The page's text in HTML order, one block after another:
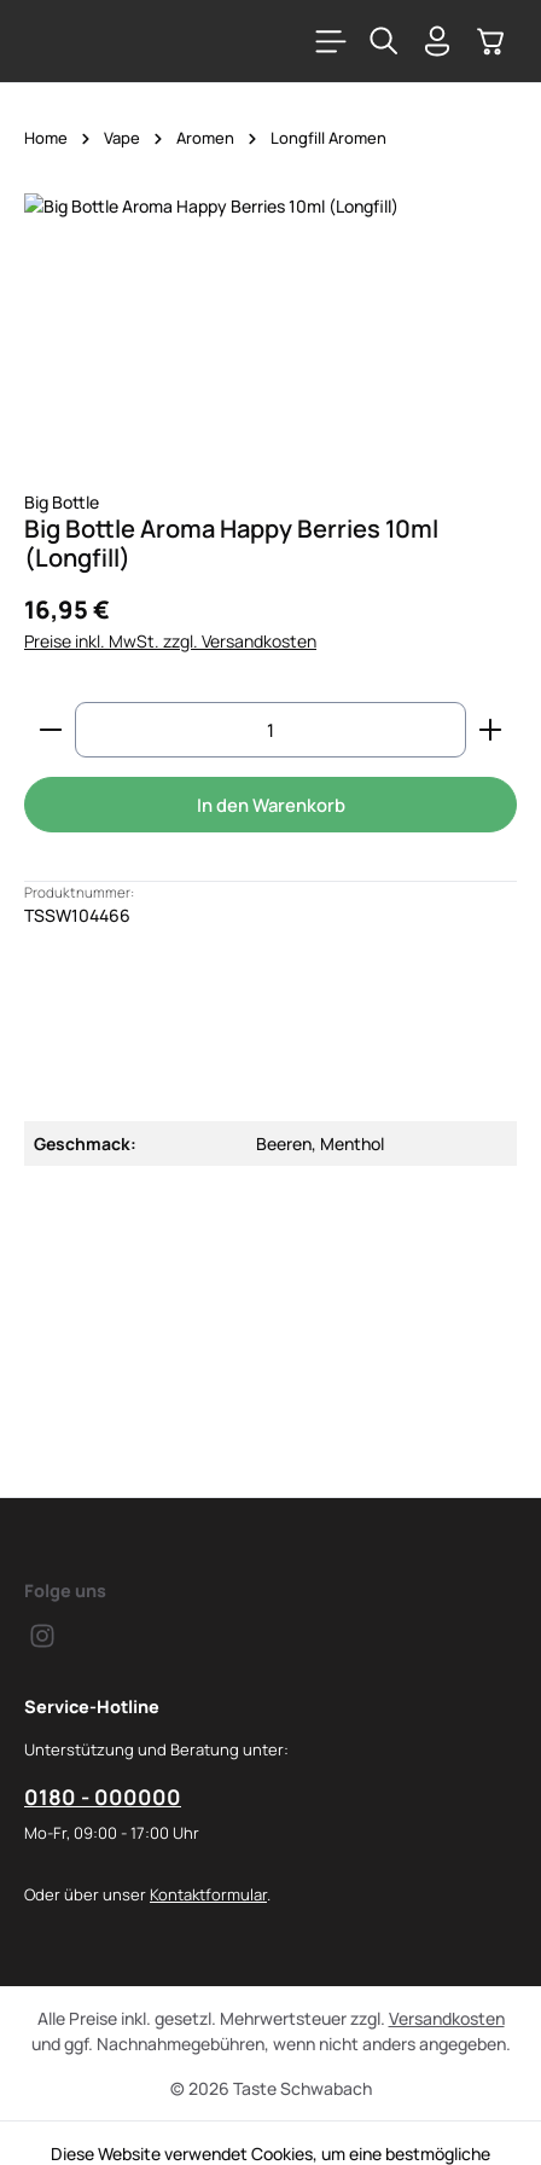
Home Vape Aromen Longfill Aromen
Bildergalerie überspringen
Big Bottle
Big Bottle Aroma Happy Berries 10ml
(Longfill)
16,95 €
Preise inkl. MwSt. zzgl. Versandkosten
Produkt Anzahl: Gib den gewünschten Wert
In den Warenkorb
Produktnummer:
TSSW104466
Geschmack: Beeren, Menthol
Folge uns
Service-Hotline
Unterstützung und Beratung unter:
0180 - 000000
Mo-Fr, 09:00 - 17:00 Uhr
Oder über unser Kontaktformular.
© 2026 Taste Schwabach
Alle Preise inkl. gesetzl. Mehrwertsteuer zzgl. Versandkosten
und ggf. Nachnahmegebühren, wenn nicht anders angegeben.
Diese Website verwendet Cookies, um eine bestmögliche